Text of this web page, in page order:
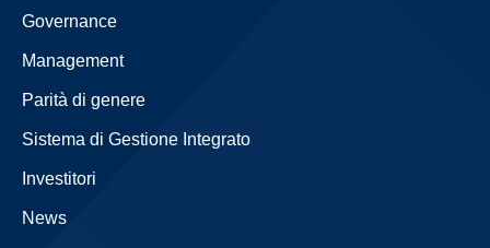
Governance
Management
Parità di genere
Sistema di Gestione Integrato
Investitori
News